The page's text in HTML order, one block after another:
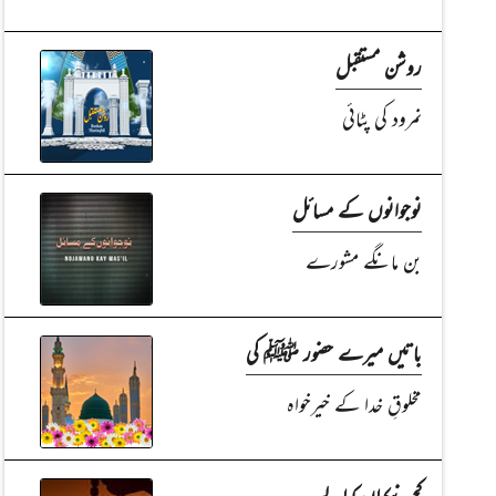
روشن مستقبل
نمرود کی پٹائی
نوجوانوں کے مسائل
بن مانگے مشورے
باتیں میرے حضور ﷺ کی
مخلوقِ خدا کے خیرخواہ